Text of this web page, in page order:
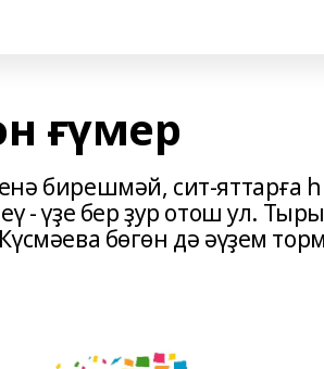
ғүмер
бирешмәй, сит-яттарға
- үҙе бер ҙур отош ул.
бөгөн дә әүҙем